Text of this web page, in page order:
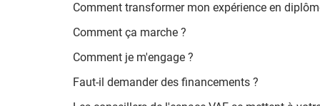
Comment transformer mon expérience en
Comment ça marche ?
Comment je m'engage ?
Faut-il demander des financements ?